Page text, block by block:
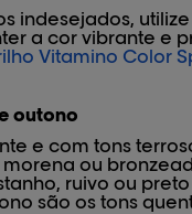
indesejados,
a cor vibrante e
Vitamino Color
outono
e com tons
ou
ruivo ou
são os tons